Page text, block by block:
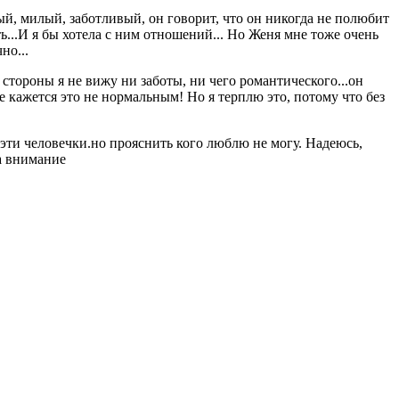
милый, заботливый, он говорит, что он никогда не полюбит
я бы хотела с ним отношений... Но Женя мне тоже очень
я не вижу ни заботы, ни чего романтического...он
кажется это не нормальным! Но я терплю это, потому что без
человечки.но прояснить кого люблю не могу. Надеюсь,
внимание